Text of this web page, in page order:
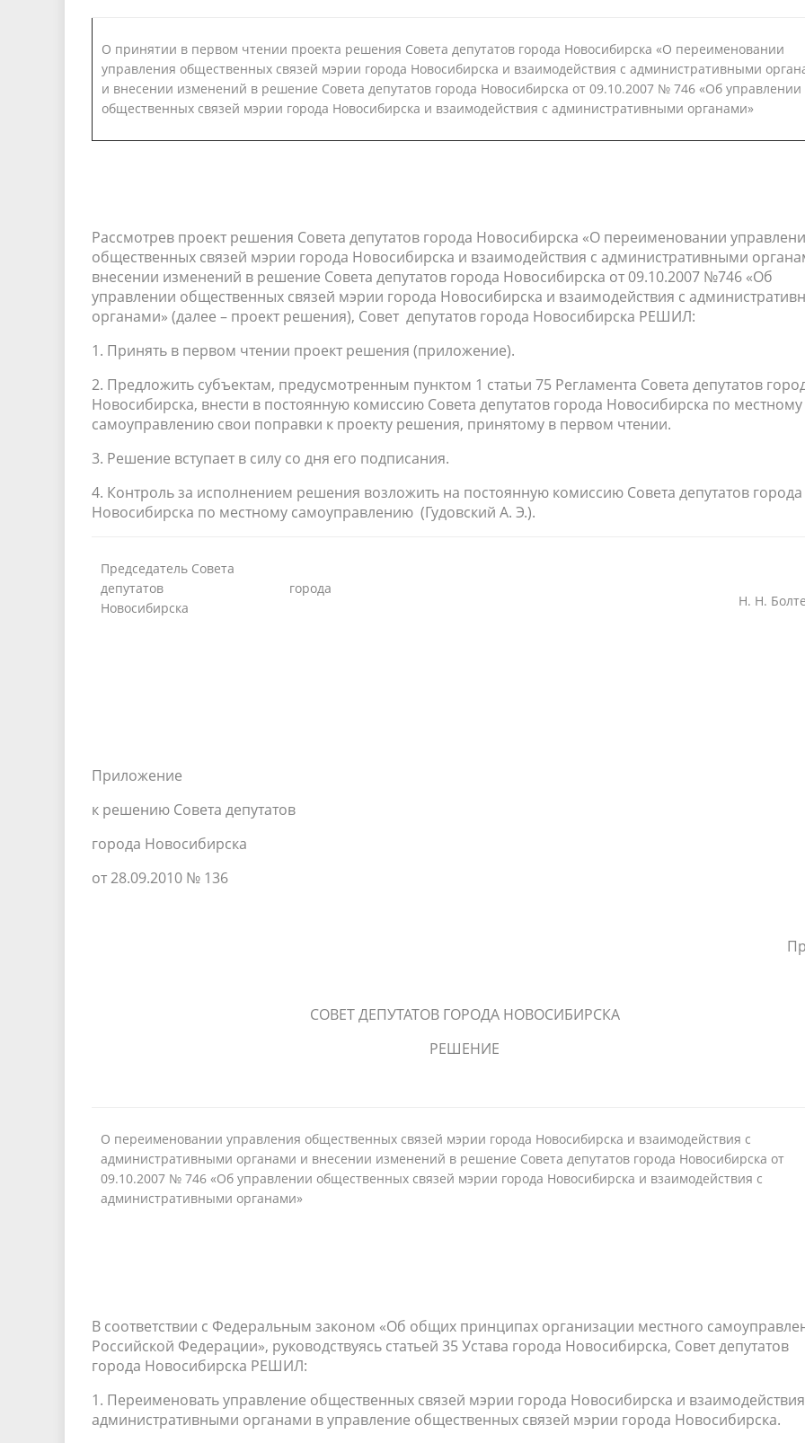
О принятии в первом чтении проекта решения Совета депутатов города Новосибирска «О переименовании
управления общественных связей мэрии города Новосибирска и взаимодействия с административными
и внесении изменений в решение Совета депутатов города Новосибирска от 09.10.2007 № 746 «Об управлении
общественных связей мэрии города Новосибирска и взаимодействия с административными органами»
Рассмотрев проект решения Совета депутатов города Новосибирска «О переименовании
общественных связей мэрии города Новосибирска и взаимодействия с административными
внесении изменений в решение Совета депутатов города Новосибирска от 09.10.2007 №746 «Об
управлении общественных связей мэрии города Новосибирска и взаимодействия с
органами» (далее – проект решения), Совет депутатов города Новосибирска РЕШИЛ:
1. Принять в первом чтении проект решения (приложение).
2. Предложить субъектам, предусмотренным пунктом 1 статьи 75 Регламента Совета депутатов
Новосибирска, внести в постоянную комиссию Совета депутатов города Новосибирска по местному
самоуправлению свои поправки к проекту решения, принятому в первом чтении.
3. Решение вступает в силу со дня его подписания.
4. Контроль за исполнением решения возложить на постоянную комиссию Совета депутатов города
Новосибирска по местному самоуправлению (Гудовский А. Э.).
Председатель Совета
депутатов города
Новосибирска
Н. Н.
Приложение
к решению Совета депутатов
города Новосибирска
от 28.09.2010 № 136
СОВЕТ ДЕПУТАТОВ ГОРОДА НОВОСИБИРСКА
РЕШЕНИЕ
О переименовании управления общественных связей мэрии города Новосибирска и взаимодействия с
административными органами и внесении изменений в решение Совета депутатов города Новосибирска от
09.10.2007 № 746 «Об управлении общественных связей мэрии города Новосибирска и взаимодействия с
административными органами»
В соответствии с Федеральным законом «Об общих принципах организации местного
Российской Федерации», руководствуясь статьей 35 Устава города Новосибирска, Совет депутатов
города Новосибирска РЕШИЛ:
1. Переименовать управление общественных связей мэрии города Новосибирска и
административными органами в управление общественных связей мэрии города Новосибирска.